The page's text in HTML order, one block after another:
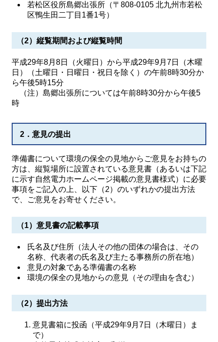
若松区役所島郷出張所（〒808-0105 北九州市若松
区鴨生田二丁目1番1号）
（2）縦覧期間および縦覧時間
平成29年8月8日（火曜日）から平成29年9月7日（木曜
日）（土曜日・日曜日・祝日を除く）の午前8時30分か
ら午後5時15分
（注）島郷出張所については午前8時30分から午後5
時
2．意見の提出
準備書について環境の保全の見地からご意見をお持ちの
方は、縦覧場所に設置されている意見書（あるいは下記
に示す自然電力ホームページ掲載の意見書様式）に必要
事項をご記入の上、以下（2）のいずれかの提出方法
で、ご意見をお寄せください。
（1）意見書の記載事項
氏名及び住所（法人その他の団体の場合は、その
名称、代表者の氏名及び主たる事務所の所在地）
意見の対象である準備書の名称
環境の保全の見地からの意見（その理由を含む）
（2）提出方法
意見書箱に投函（平成29年9月7日（木曜日）ま
で）